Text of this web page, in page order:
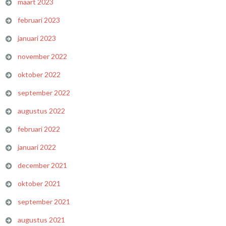
maart 2023
februari 2023
januari 2023
november 2022
oktober 2022
september 2022
augustus 2022
februari 2022
januari 2022
december 2021
oktober 2021
september 2021
augustus 2021